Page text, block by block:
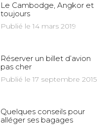
Le Cambodge, Angkor et
toujours
Publié le 14 mars 2019
Réserver un billet d’avion
pas cher
Publié le 17 septembre 2015
Quelques conseils pour
alléger ses bagages